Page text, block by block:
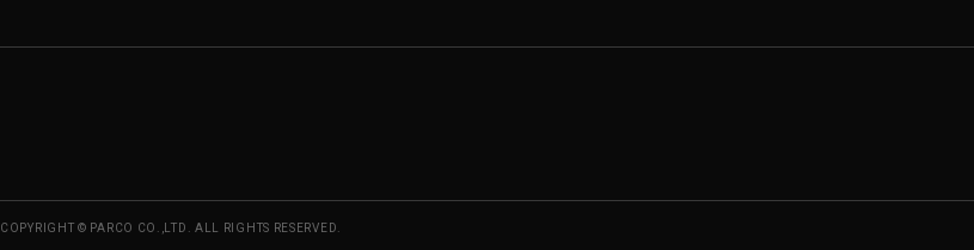
COPYRIGHT © PARCO CO.,LTD. ALL RIGHTS RESERVED.